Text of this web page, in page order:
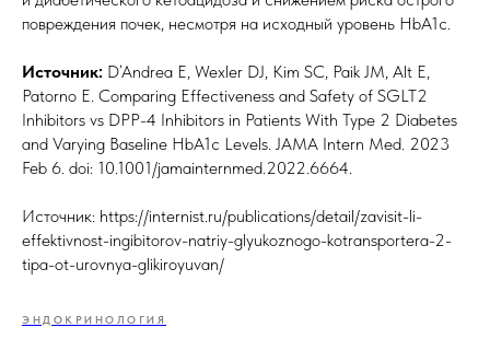
повреждения почек, несмотря на исходный уровень HbA1c.
Источник: D’Andrea E, Wexler DJ, Kim SC, Paik JM, Alt E,
Patorno E. Comparing Effectiveness and Safety of SGLT2
Inhibitors vs DPP-4 Inhibitors in Patients With Type 2 Diabetes
and Varying Baseline HbA1c Levels. JAMA Intern Med. 2023
Feb 6. doi: 10.1001/jamainternmed.2022.6664.
Источник: https://internist.ru/publications/detail/zavisit-li-
effektivnost-ingibitorov-natriy-glyukoznogo-kotransportera-2-
tipa-ot-urovnya-glikiroyuvan/
ЭНДОКРИНОЛОГИЯ